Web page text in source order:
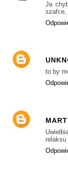
Ja
szafce,
to by
relaksu